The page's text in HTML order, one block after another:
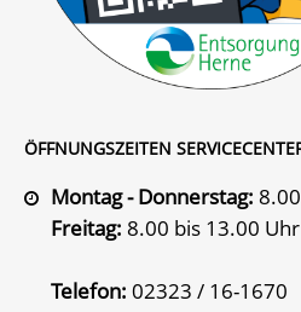
ÖFFNUNGSZEITEN
Montag - Donnerstag:
Freitag: 8.00 bis 13.00 Uhr
Telefon: 02323 / 16-1670